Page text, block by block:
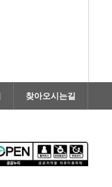
찾아오시는길